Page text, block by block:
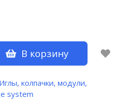
В корзину
Иглы, колпачки, модули,
system